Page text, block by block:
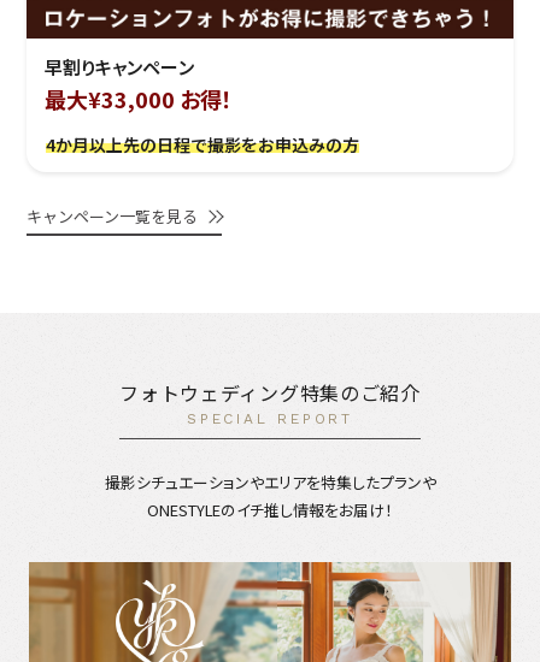
早割りキャンペーン
最大¥33,000 お得！
4か月以上先の日程で撮影をお申込みの方
キャンペーン一覧を見る
フォトウェディング特集のご紹介
SPECIAL REPORT
撮影シチュエーションやエリアを特集したプランや
ONESTYLEのイチ推し情報をお届け！